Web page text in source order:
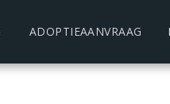
ADOPTIEAANVRAAG